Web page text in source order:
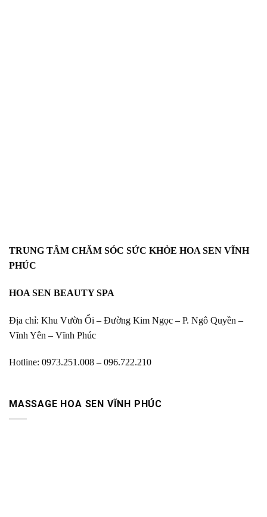
TRUNG TÂM CHĂM SÓC SỨC KHỎE HOA SEN VĨNH
PHÚC
HOA SEN BEAUTY SPA
Địa chỉ: Khu Vườn Ổi – Đường Kim Ngọc – P. Ngô Quyền –
Vĩnh Yên – Vĩnh Phúc
Hotline: 0973.251.008 – 096.722.210
MASSAGE HOA SEN VĨNH PHÚC